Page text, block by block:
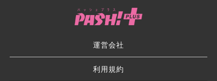
運営会社
利用規約